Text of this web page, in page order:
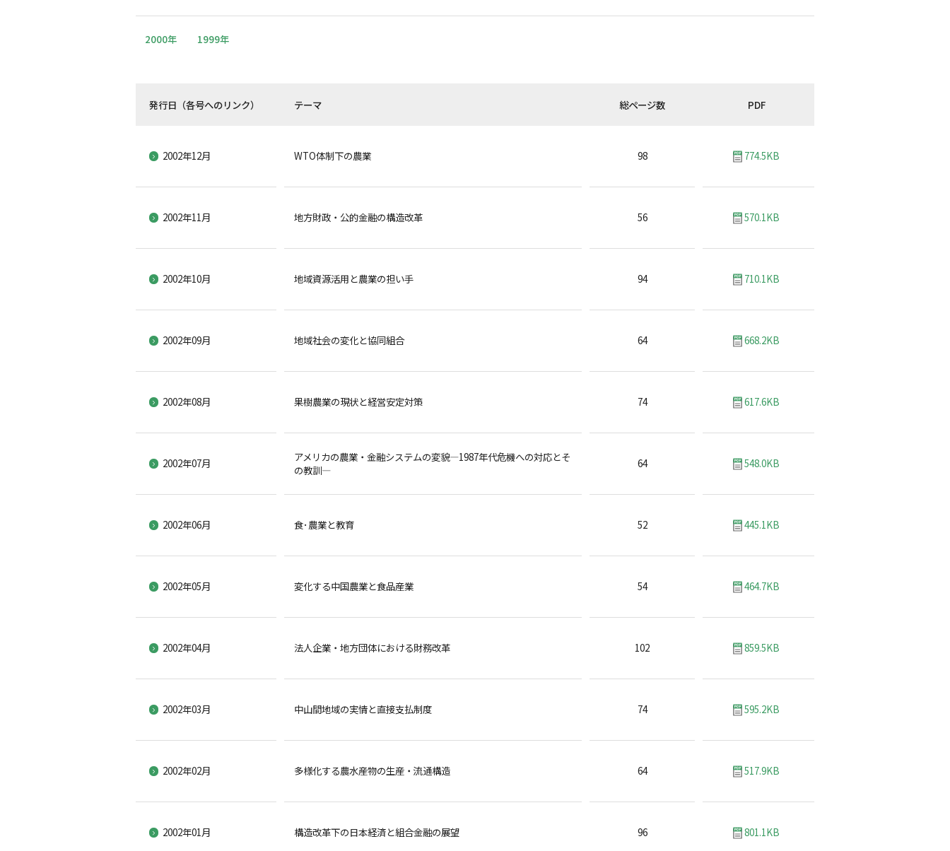
2000年 1999年
発行日（各号へのリンク） テーマ 総ページ数 PDF
2002年12月 WTO体制下の農業 98 774.5KB
2002年11月 地方財政・公的金融の構造改革 56 570.1KB
2002年10月 地域資源活用と農業の担い手 94 710.1KB
2002年09月 地域社会の変化と協同組合 64 668.2KB
2002年08月 果樹農業の現状と経営安定対策 74 617.6KB
2002年07月
アメリカの農業・金融システムの変貌―1987年代危機への対応とそ
の教訓―
64 548.0KB
2002年06月 食･農業と教育 52 445.1KB
2002年05月 変化する中国農業と食品産業 54 464.7KB
2002年04月 法人企業・地方団体における財務改革 102 859.5KB
2002年03月 中山間地域の実情と直接支払制度 74 595.2KB
2002年02月 多様化する農水産物の生産・流通構造 64 517.9KB
2002年01月 構造改革下の日本経済と組合金融の展望 96 801.1KB